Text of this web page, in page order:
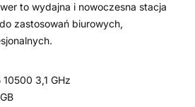
to wydajna i nowoczesna stacja
zastosowań biurowych,
3,1 GHz